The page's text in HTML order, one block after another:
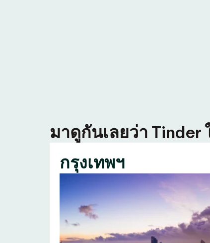
มาดูกันเลยว่า Tinder
กรุงเทพฯ